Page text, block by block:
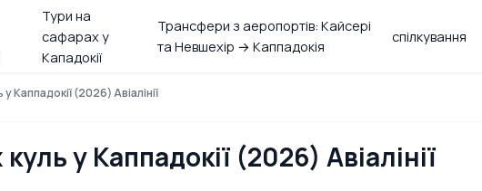
Тури на
сафарах у
Кападокії
Трансфери з аеропортів: Кайсері
та Невшехір → Каппадокія
спілкування
Каппадокії (2026) Авіалінії
у Каппадокії (2026) Авіалінії